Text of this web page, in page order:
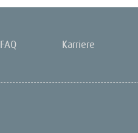
FAQ Karriere